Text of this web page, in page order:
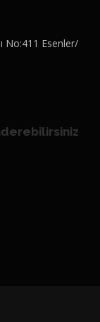
No:411 Esenler/